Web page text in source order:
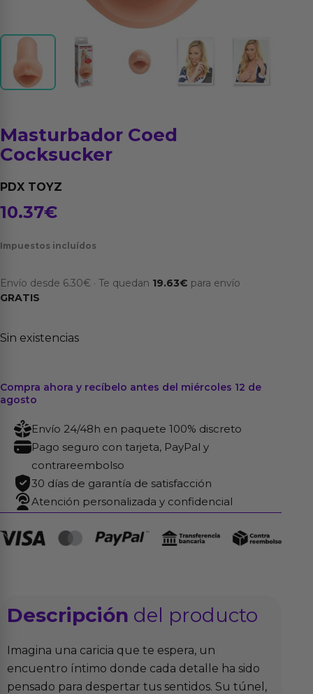
Masturbador Coed
Cocksucker
PDX TOYZ
10.37€
Impuestos incluídos
Envío desde 6.30€ · Te quedan 19.63€ para envío
GRATIS
Sin existencias
Compra ahora y recíbelo antes del miércoles 12 de
agosto
Envío 24/48h en paquete 100% discreto
Pago seguro con tarjeta, PayPal y
contrareembolso
30 días de garantía de satisfacción
Atención personalizada y confidencial
Descripción del producto
Imagina una caricia que te espera, un
encuentro íntimo donde cada detalle ha sido
pensado para despertar tus sentidos. Su túnel,